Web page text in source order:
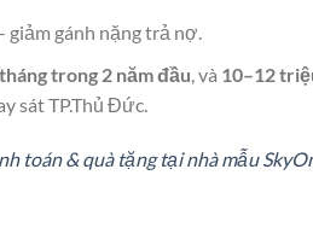
giảm gánh nặng trả nợ.
trong 2 năm đầu , và 10–12
sát TP.Thủ Đức.
toán & quà tặng tại nhà mẫu